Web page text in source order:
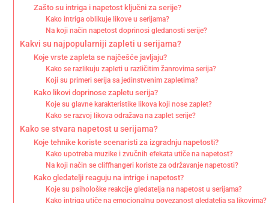
Zašto su intriga i napetost ključni za serije?
Kako intriga oblikuje likove u serijama?
Na koji način napetost doprinosi gledanosti serije?
Kakvi su najpopularniji zapleti u serijama?
Koje vrste zapleta se najčešće javljaju?
Kako se razlikuju zapleti u različitim žanrovima serija?
Koji su primeri serija sa jedinstvenim zapletima?
Kako likovi doprinose zapletu serija?
Koje su glavne karakteristike likova koji nose zaplet?
Kako se razvoj likova odražava na zaplet serije?
Kako se stvara napetost u serijama?
Koje tehnike koriste scenaristi za izgradnju napetosti?
Kako upotreba muzike i zvučnih efekata utiče na napetost?
Na koji način se cliffhangeri koriste za održavanje napetosti?
Kako gledatelji reaguju na intrige i napetost?
Koje su psihološke reakcije gledatelja na napetost u serijama?
Kako intriga utiče na emocionalnu povezanost gledatelja sa likovima?